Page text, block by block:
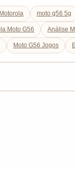
Motorola moto g56 5g
Moto G56 Análise
Moto G56 Jogos